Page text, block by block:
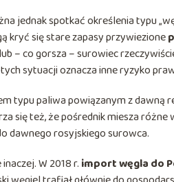
jednak spotkać określenia typu
kryć się stare zapasy przywiezione
– co gorsza – surowiec
sytuacji oznacza inne ryzyko
typu paliwa powiązanym z
się też, że pośrednik miesza różne
dawnego rosyjskiego surowca.
W 2018 r. import węgla do